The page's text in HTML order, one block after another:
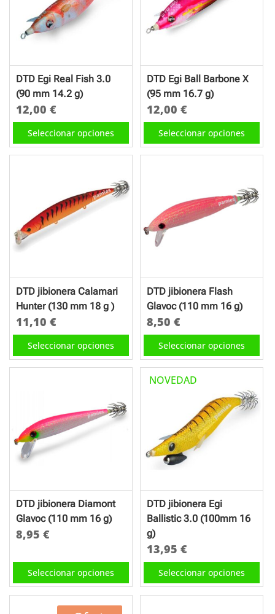
opciones
se
en
la
página
de
producto
opciones
en
la
página
de
producto
DTD Egi Real Fish 3.0
(90 mm 14.2 g)
12,00 €
Seleccionar opciones
Este
producto
tiene
variantes.
Las
opciones
en
de
producto
DTD Egi Ball Barbone X
(95 mm 16.7 g)
12,00€
Seleccionar opciones
Este
producto
tiene
variantes.
Las
opciones
en
de
producto
DTD jibionera Calamari
Hunter (130 mm 18 g )
11,10 €
Seleccionar opciones
Este
producto
tiene
variantes.
Las
opciones
en
producto
DTD jibionera Flash
Glavoc (110 mm 16 g)
8,50€
Seleccionar opciones
Este
producto
tiene
variantes.
Las
opciones
se
en
la
página
producto
DTD jibionera Diamont
Glavoc (110 mm 16 g)
8,95 €
Seleccionar opciones
producto
tiene
múltiples
NOVEDAD
DTD jibionera Egi
Ballistic 3.0 (100mm 16
g)
13,95€
Seleccionar opciones
Este
producto
tiene